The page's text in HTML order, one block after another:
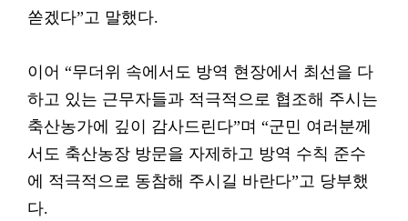
쏟겠다”고 말했다.
이어 “무더위 속에서도 방역 현장에서 최선을 다
하고 있는 근무자들과 적극적으로 협조해 주시는
축산농가에 깊이 감사드린다”며 “군민 여러분께
서도 축산농장 방문을 자제하고 방역 수칙 준수
에 적극적으로 동참해 주시길 바란다”고 당부했
다.